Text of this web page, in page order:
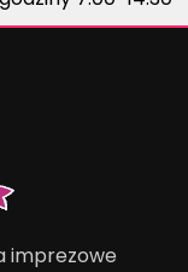
imprezowe